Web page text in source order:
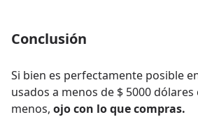
Conclusión
Si bien es perfectamente posible
usados a menos de $ 5000 dólares
menos, ojo con lo que compras.